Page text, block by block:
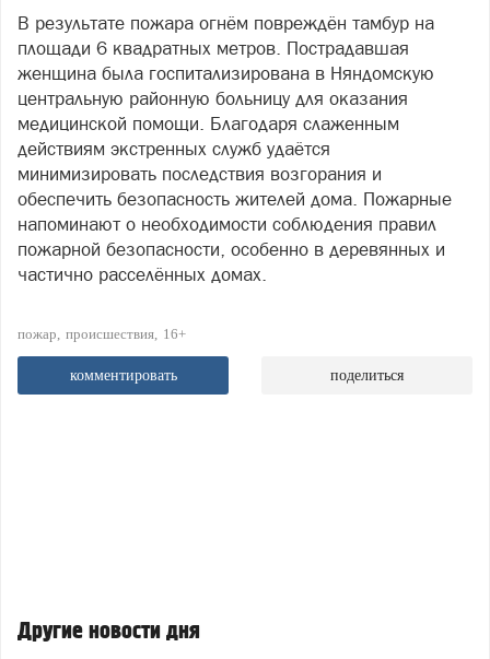
В результате пожара огнём повреждён тамбур на
площади 6 квадратных метров. Пострадавшая
женщина была госпитализирована в Няндомскую
центральную районную больницу для оказания
медицинской помощи. Благодаря слаженным
действиям экстренных служб удаётся
минимизировать последствия возгорания и
обеспечить безопасность жителей дома. Пожарные
напоминают о необходимости соблюдения правил
пожарной безопасности, особенно в деревянных и
частично расселённых домах.
пожар происшествия 16+
комментировать поделиться
Другие новости дня